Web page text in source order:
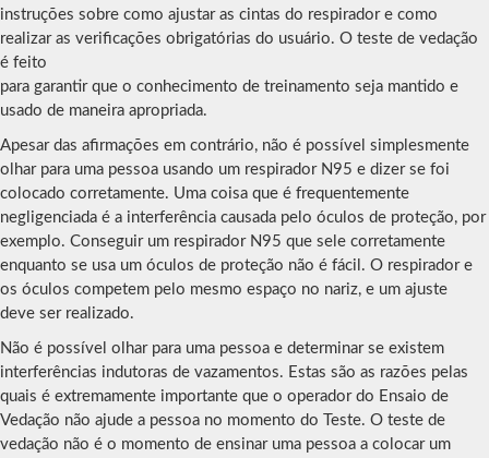
instruções sobre como ajustar as cintas do respirador e como
realizar as verificações obrigatórias do usuário. O teste de vedação
é feito
para garantir que o conhecimento de treinamento seja mantido e
usado de maneira apropriada.
Apesar das afirmações em contrário, não é possível simplesmente
olhar para uma pessoa usando um respirador N95 e dizer se foi
colocado corretamente. Uma coisa que é frequentemente
negligenciada é a interferência causada pelo óculos de proteção, por
exemplo. Conseguir um respirador N95 que sele corretamente
enquanto se usa um óculos de proteção não é fácil. O respirador e
os óculos competem pelo mesmo espaço no nariz, e um ajuste
deve ser realizado.
Não é possível olhar para uma pessoa e determinar se existem
interferências indutoras de vazamentos. Estas são as razões pelas
quais é extremamente importante que o operador do Ensaio de
Vedação não ajude a pessoa no momento do Teste. O teste de
vedação não é o momento de ensinar uma pessoa a colocar um